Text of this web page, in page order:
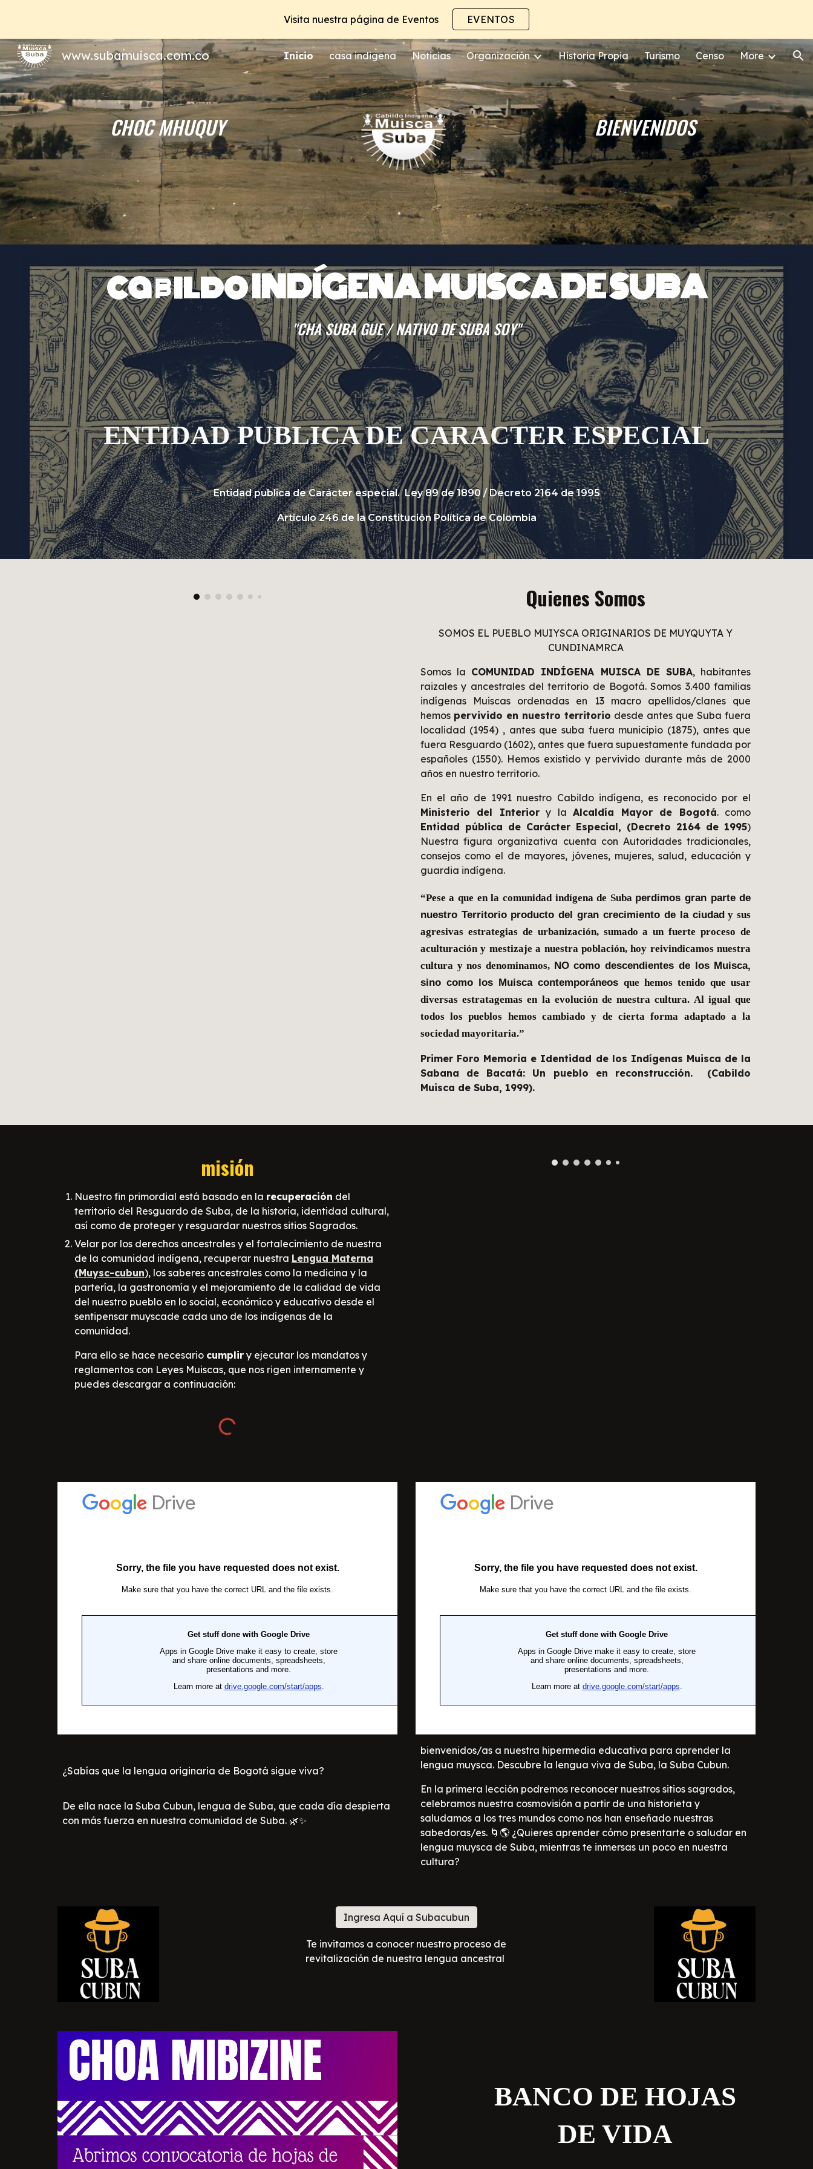
Skip to main content Skip to navigation
Visita nuestra página de Eventos EVENTOS
www.subamuisca.com.co Inicio casa indigena Noticias Organización Historia Propia Turismo Censo More
CHOC MHUQUY BIENVENIDOS
cabildo INDÍGENA MUISCA DE SUBA
"CHA SUBA GUE / NATIVO DE SUBA SOY"
ENTIDAD PUBLICA DE CARACTER ESPECIAL
Entidad publica de Carácter especial. Ley 89 de 1890/Decreto 2164 de 1995
Articulo 246 de la Constitución Política de Colombia
Quienes Somos
SOMOS EL PUEBLO MUIYSCA ORIGINARIOS DE MUYQUYTA Y
CUNDINAMRCA
Somos la COMUNIDAD INDÍGENA MUISCA DE SUBA, habitantes
raizales y ancestrales del territorio de Bogotá. Somos 3.400 familias
indígenas Muiscas ordenadas en
13 macro apellidos/clanes que
hemos pervivido en nuestro territorio desde antes que Suba fuera
localidad (1954) , antes que suba fuera municipio (1875), antes que
fuera Resguardo (1602), antes que fuera supuestamente fundada por
españoles (1550). Hemos existido y pervivido durante más de 2000
años en nuestro territorio.
En el año de 1991 nuestro Cabildo indígena, es reconocido por el
Ministerio del Interiory laAlcaldía Mayor de Bogotá. como
Entidad pública de Carácter Especial, (Decreto 2164 de 1995)
Nuestra figura organizativa cuenta con Autoridades tradicionales,
consejos como el de mayores, jóvenes, mujeres, salud, educación y
guardia indígena.
“Pese a que en la comunidad indígena de Suba perdimos gran parte de
nuestro Territorio producto del gran crecimiento de la ciudady sus
agresivas estrategias de urbanización, sumado a un fuerte proceso de
aculturación y mestizaje a nuestra población, hoy reivindicamos nuestra
cultura y nos denominamos, NO como descendientes de los Muisca,
sino como los Muisca contemporáneos que hemos tenido que usar
diversas estratagemas en la evolución de nuestra cultura. Al igual que
todos los pueblos hemos cambiado y de cierta forma adaptado a la
sociedad mayoritaria.”
Primer Foro Memoria e Identidad de los Indígenas Muisca de la
Sabana de Bacatá: Un pueblo en reconstrucción.
(Cabildo
Muisca de Suba, 1999).
misión
Nuestro fin primordial está basado en la recuperación del
territorio del Resguardo de Suba, de la historia, identidad cultural,
así como de proteger yresguardarnuestros sitios Sagrados.
Velar por los derechos ancestralesy el fortalecimiento de nuestra
de la comunidad indígena, recuperar nuestra Lengua Materna
(Muysc-cubun),los saberes ancestrales como la medicina y la
partería, la gastronomía y el mejoramiento de la calidad de vida
del nuestro pueblo en lo social, económico y educativo desde el
sentipensar muyscade cada uno de los indígenas de la
comunidad.
Para ello se hace necesario cumpliry ejecutar los mandatos y
reglamentos con Leyes Muiscas, que nos rigen internamente y
puedes descargar a continuación:
¿Sabías que la lengua originaria de Bogotá sigue viva?
De ella nace la Suba Cubun, lengua de Suba, que cada día despierta
con más fuerza en nuestra comunidad de Suba. 🌿✨
bienvenidos/as a nuestra hipermedia educativa para aprender la
lengua muysca. Descubre la lengua viva de Suba, la Suba Cubun.
En la primera lección podremos reconocer nuestros sitios sagrados,
celebramos nuestra cosmovisión a partir de una historieta y
saludamos a los tres mundos como nos han enseñado nuestras
sabedoras/es. 🌀🌎 ¿Quieres aprender cómo presentarte o saludar en
lengua muysca de Suba, mientras te inmersas un poco en nuestra
cultura?
Ingresa Aquí a Subacubun
Te invitamos a conocer nuestro proceso de
revitalización de nuestra lengua ancestral
BANCO DE HOJAS
DE VIDA